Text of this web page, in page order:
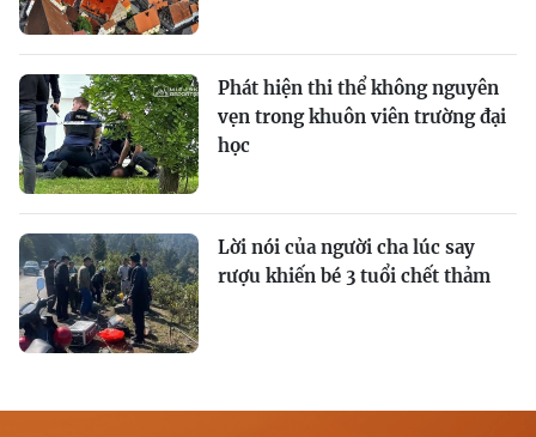
Phát hiện thi thể không nguyên
vẹn trong khuôn viên trường đại
học
Lời nói của người cha lúc say
rượu khiến bé 3 tuổi chết thảm